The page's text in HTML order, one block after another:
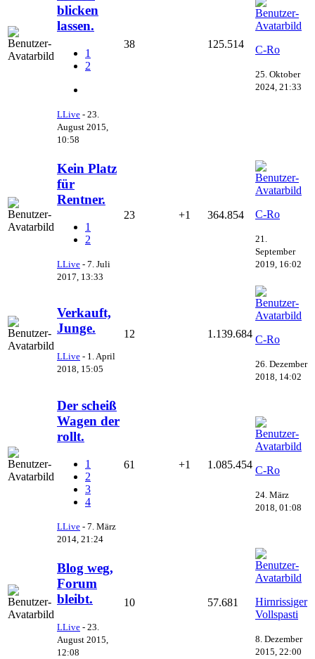
blicken
lassen.
1
2
LLive - 23.
August 2015,
10:58
38 125.514 C-Ro
25. Oktober
2024, 21:33
Kein Platz
für
Rentner.
1
2
LLive - 7. Juli
2017, 13:33
23 +1 364.854 C-Ro
21.
September
2019, 16:02
Verkauft,
Junge.
LLive - 1. April
2018, 15:05
12 1.139.684 C-Ro
26. Dezember
2018, 14:02
Der scheiß
Wagen der
rollt.
1
2
3
4
LLive - 7. März
2014, 21:24
61 +1 1.085.454 C-Ro
24. März
2018, 01:08
Blog weg,
Forum
bleibt.
LLive - 23.
August 2015,
12:08
10 57.681
Hirnrissiger
Vollspasti
8. Dezember
2015, 22:00